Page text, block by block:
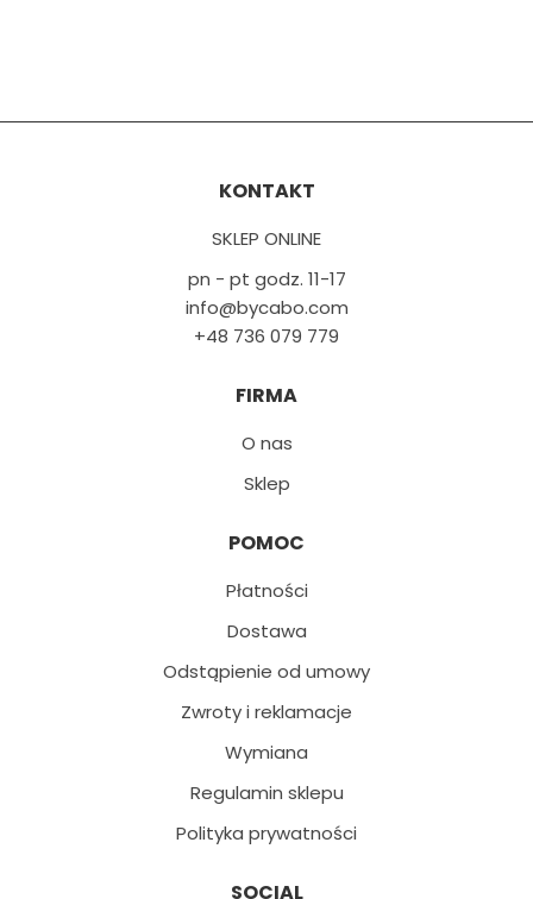
KONTAKT
SKLEP ONLINE
pn - pt godz. 11-17
info@bycabo.com
+48 736 079 779
FIRMA
O nas
Sklep
POMOC
Płatności
Dostawa
Odstąpienie od umowy
Zwroty i reklamacje
Wymiana
Regulamin sklepu
Polityka prywatności
SOCIAL